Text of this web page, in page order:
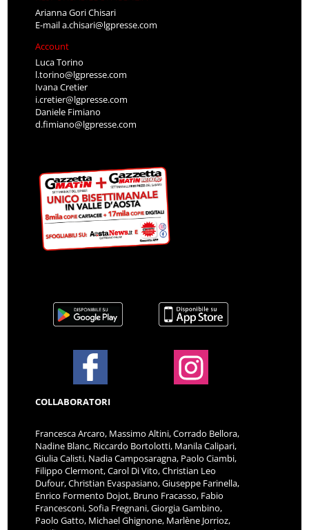
Arianna Gori Chisari
E-maila.chisari@lgpresse.com
Account
Luca Torino
l.torino@lgpresse.com
Ivana Cretier
i.cretier@lgpresse.com
Daniele Fimiano
d.fimiano@lgpresse.com
COLLABORATORI
Francesca Arcaro, Massimo Altini, Corrado Bellora,
Nadine Blanc, Riccardo Bortolotti, Manila Calipari,
Giulia Calisti, Nadia Camposaragna, Paolo Ciambi,
Filippo Clermont, Carol Di Vito, Christian Leo
Dufour, Christian Evaspasiano, Giuseppe Farinella,
Enrico Formento Dojot, Bruno Fracasso, Fabio
Francesconi, Sofia Fregnani, Giorgia Gambino,
Paolo Gatto, Michael Ghignone, Marlène Jorrioz,